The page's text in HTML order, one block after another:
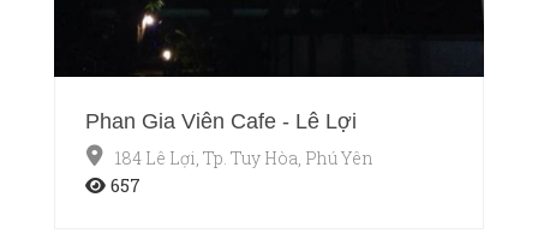
Phan Gia Viên Cafe - Lê Lợi
184 Lê Lợi, Tp. Tuy Hòa, Phú Yên
657